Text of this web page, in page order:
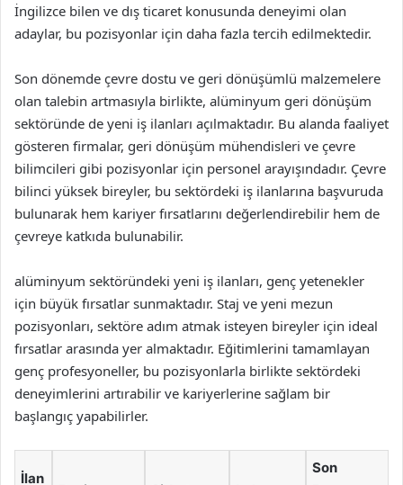
İngilizce bilen ve dış ticaret konusunda deneyimi olan
adaylar, bu pozisyonlar için daha fazla tercih edilmektedir.
Son dönemde çevre dostu ve geri dönüşümlü malzemelere
olan talebin artmasıyla birlikte, alüminyum geri dönüşüm
sektöründe de yeni iş ilanları açılmaktadır. Bu alanda faaliyet
gösteren firmalar, geri dönüşüm mühendisleri ve çevre
bilimcileri gibi pozisyonlar için personel arayışındadır. Çevre
bilinci yüksek bireyler, bu sektördeki iş ilanlarına başvuruda
bulunarak hem kariyer fırsatlarını değerlendirebilir hem de
çevreye katkıda bulunabilir.
alüminyum sektöründeki yeni iş ilanları, genç yetenekler
için büyük fırsatlar sunmaktadır. Staj ve yeni mezun
pozisyonları, sektöre adım atmak isteyen bireyler için ideal
fırsatlar arasında yer almaktadır. Eğitimlerini tamamlayan
genç profesyoneller, bu pozisyonlarla birlikte sektördeki
deneyimlerini artırabilir ve kariyerlerine sağlam bir
başlangıç yapabilirler.
İlan
Son